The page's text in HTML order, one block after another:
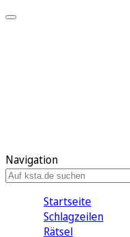
Navigation
Startseite
Schlagzeilen
Rätsel